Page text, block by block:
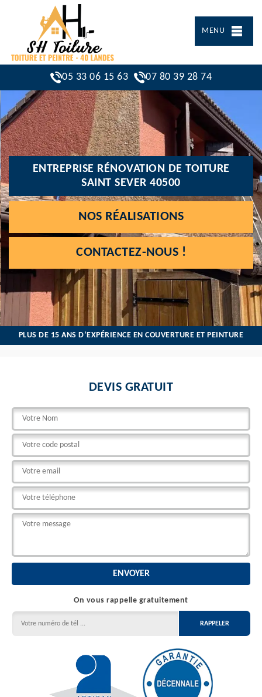
MENU
05 33 06 15 63 07 80 39 28 74
ENTREPRISE RÉNOVATION DE TOITURE
SAINT SEVER 40500
NOS RÉALISATIONS
CONTACTEZ-NOUS !
PLUS DE 15 ANS D’EXPÉRIENCE EN COUVERTURE ET PEINTURE
DEVIS GRATUIT
On vous rappelle gratuitement